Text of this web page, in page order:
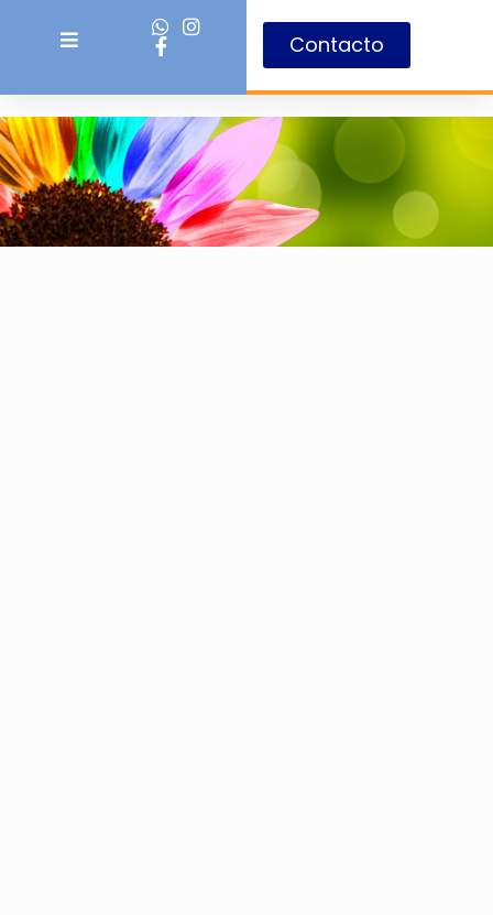
Contacto